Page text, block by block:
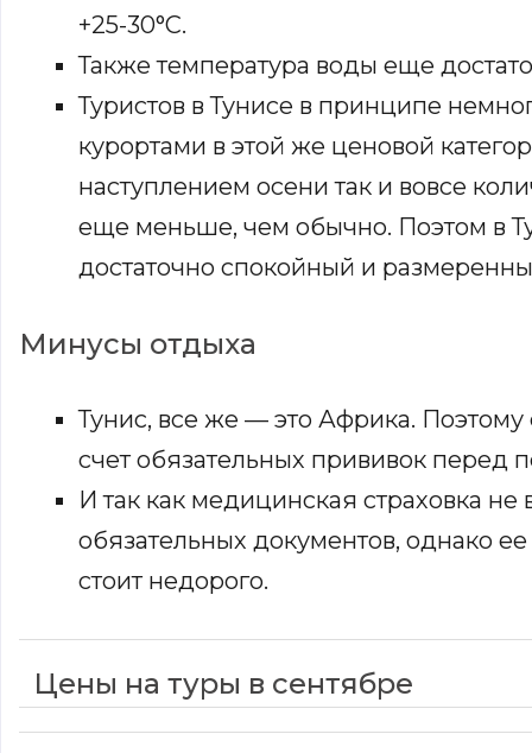
+25-30°С.
Также температура воды еще
Туристов в Тунисе в принципе
курортами в этой же ценовой
наступлением осени так и вовсе
еще меньше, чем обычно. Поэтом в
достаточно спокойный и
Минусы отдыха
Тунис, все же — это Африка. Поэтому
счет обязательных прививок перед
И так как медицинская страховка не
обязательных документов, однако ее
стоит недорого.
Цены на туры в сентябре